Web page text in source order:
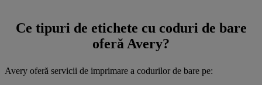
Ce tipuri de etichete cu coduri de bare
oferă Avery?
Avery oferă servicii de imprimare a codurilor de bare pe: